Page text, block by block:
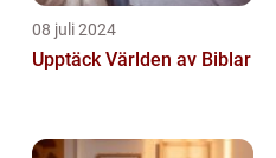
08 juli 2024
Upptäck Världen av Biblar